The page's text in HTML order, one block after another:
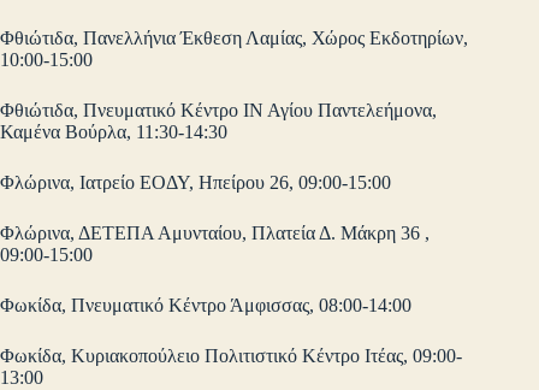
Φθιώτιδα, Πανελλήνια Έκθεση Λαμίας, Χώρος Εκδοτηρίων,
10:00-15:00
Φθιώτιδα, Πνευματικό Κέντρο ΙΝ Αγίου Παντελεήμονα,
Καμένα Βούρλα, 11:30-14:30
Φλώρινα, Ιατρείο ΕΟΔΥ, Ηπείρου 26, 09:00-15:00
Φλώρινα, ΔΕΤΕΠΑ Αμυνταίου, Πλατεία Δ. Μάκρη 36 ,
09:00-15:00
Φωκίδα, Πνευματικό Κέντρο Άμφισσας, 08:00-14:00
Φωκίδα, Κυριακοπούλειο Πολιτιστικό Κέντρο Ιτέας, 09:00-
13:00